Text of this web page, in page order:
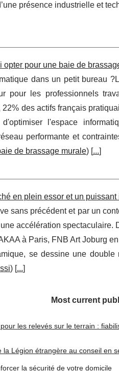
présence industrielle et
pour une baie de
dans un petit bureau
pour les professionnels
des actifs français
l'espace
performante et
de brassage murale) [...]
en plein essor et un
sans précédent et par un
accélération
à Paris, FNB Art Joburg
se dessine une
) [...]
Most current
les relevés sur le terrain :
la Légion étrangère au conseil en
la sécurité de votre domicile